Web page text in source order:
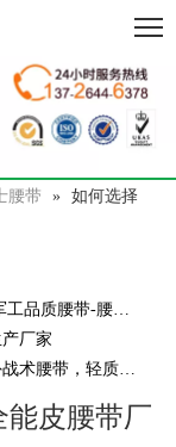
腰带 » 如何选择
军用腰带/军工品质腰带-腰带厂家百强橡塑
厂家
多功能户外战术腰带，轻质耐磨穿脱超方便
能皮腰带厂